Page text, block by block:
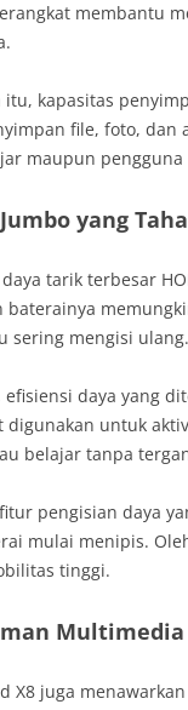
membantu
itu, kapasitas
file, foto, dan
maupun
yang
tarik terbesar
baterainya
sering mengisi ulang.
efisiensi daya yang
digunakan untuk
belajar tanpa
pengisian daya
mulai menipis.
tinggi.
X8 juga